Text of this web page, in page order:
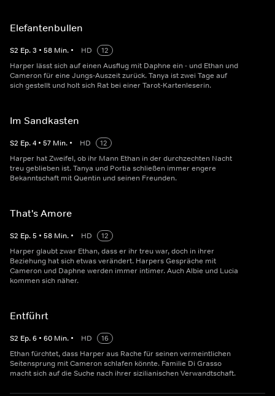
Elefantenbullen
S2 Ep.3 • 58 Min. • HD
12
Harper lässt sich auf einen Ausflug mit Daphne ein - und Ethan und
Cameron für eine Jungs-Auszeit zurück. Tanya ist zwei Tage auf
sich gestellt und holt sich Rat bei einer Tarot-Kartenleserin.
Im Sandkasten
S2 Ep.4 • 57 Min. • HD
12
Harper hat Zweifel, ob ihr Mann Ethan in der durchzechten Nacht
treu geblieben ist. Tanya und Portia schließen immer engere
Bekanntschaft mit Quentin und seinen Freunden.
That's Amore
S2 Ep.5 • 58 Min. • HD
12
Harper glaubt zwar Ethan, dass er ihr treu war, doch in ihrer
Beziehung hat sich etwas verändert. Harpers Gespräche mit
Cameron und Daphne werden immer intimer. Auch Albie und Lucia
kommen sich näher.
Entführt
S2 Ep.6 • 60 Min. • HD
16
Ethan fürchtet, dass Harper aus Rache für seinen vermeintlichen
Seitensprung mit Cameron schlafen könnte. Familie Di Grasso
macht sich auf die Suche nach ihrer sizilianischen Verwandtschaft.